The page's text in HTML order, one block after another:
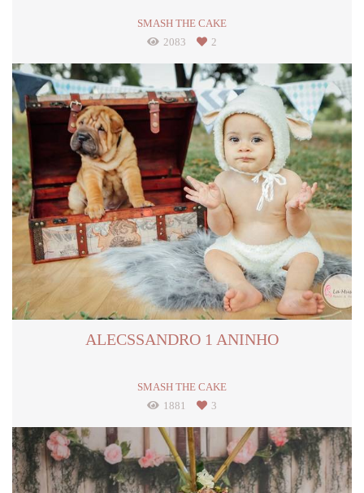
SMASH THE CAKE
2083
2
ALECSSANDRO 1 ANINHO
SMASH THE CAKE
1881
3